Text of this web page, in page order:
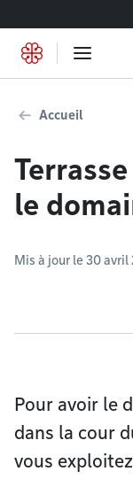
Accueil
le
Mis à jour le 30 avril
Pour avoir le
dans la cour
vous